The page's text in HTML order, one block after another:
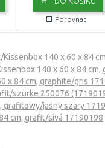
Porovnat
Kissenbox 140 x 60 x 84
140 x 60 x 84
x 84 cm, graphite/gris
szürke 250076
grafitowy/jasny szary
84 cm, grafit/sivá 17190198